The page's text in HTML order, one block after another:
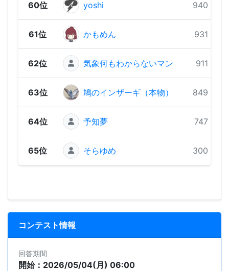
60位 yoshi 940 pts
61位 かもめん 931 pts
62位 気象何もわからないマン 911 pts
63位 鳩のインザーギ（本物） 849 pts
64位 予知夢 747 pts
65位 そらゆめ 300 pts
コンテスト情報
回答期間
開始：2026/05/04(月) 06:00